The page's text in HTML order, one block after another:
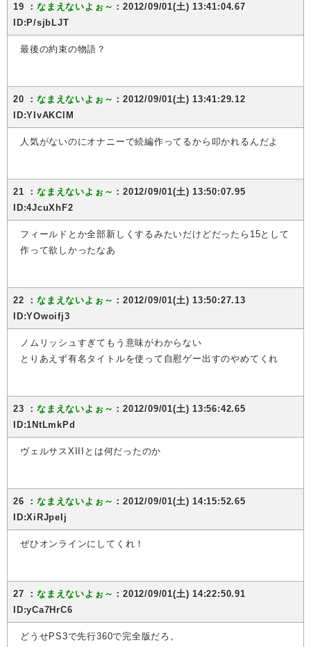
19 ：なまえないよぉ～ ：2012/09/01(土) 13:41:04.67
ID:P/sjbLJT
最後の約束の物語？
20 ：なまえないよぉ～ ：2012/09/01(土) 13:41:29.12
ID:YIvAKClM
人気がないのにオナニーで続編作ってるから叩かれるんだよ
21 ：なまえないよぉ～ ：2012/09/01(土) 13:50:07.95
ID:4JcuXhF2
フィールドとか全部新しくするみたいだけどだったら15として
作って欲しかったなあ
22 ：なまえないよぉ～ ：2012/09/01(土) 13:50:27.13
ID:YOwoifj3
ノムリッシュすぎてもう意味がわからない
とりあえず有名タイトルを使って自慰ゲー出すのやめてくれ
23 ：なまえないよぉ～ ：2012/09/01(土) 13:56:42.65
ID:1NtLmkPd
ヴェルサスXIIIとは何だったのか
26 ：なまえないよぉ～ ：2012/09/01(土) 14:15:52.65
ID:XiRJpeIj
ぜひオンラインにしてくれ！
27 ：なまえないよぉ～ ：2012/09/01(土) 14:22:50.91
ID:yCa7HrC6
どうせPS3で先行360で完全版だろ。